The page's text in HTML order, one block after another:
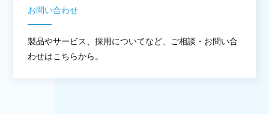
お問い合わせ
製品やサービス、採用についてなど、ご相談・お問い合
わせはこちらから。